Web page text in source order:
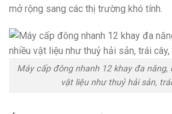
mở rộng sang các thị trường khó tính.
Máy cấp đông nhanh 12 khay đa
vật liệu như thuỷ hải sản,